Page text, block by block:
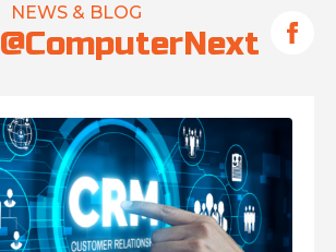
NEWS & BLOG
@ComputerNext